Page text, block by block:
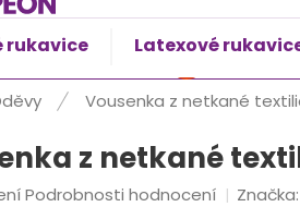
NÁKUPNÍ
KOŠÍK
Prázdný
rukavice Latexové
Vousenka z netkané
z netkané
Podrobnosti hodnocení